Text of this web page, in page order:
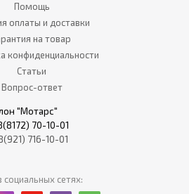
Помощь
оплаты и доставки
на товар
конфиденциальности
Статьи
Вопрос-ответ
"Мотарс"
70-10-01
716-10-01
сетях: